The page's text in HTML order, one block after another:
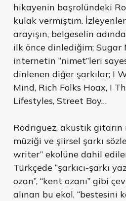
hikayenin başrolündeki
kulak vermiştim.
arayışın, belgeselin
ilk önce dinlediğim; Sugar
internetin “nimet”leri
dinlenen diğer şarkılar; I
Mind, Rich Folks Hoax, I
Lifestyles, Street Boy…
Rodriguez, akustik gitarın
müziği ve şiirsel şarkı
writer” ekolüne dahil
Türkçede “şarkıcı-şarkı
ozan”, “kent ozanı” gibi
alınan bu ekol, “bestesini